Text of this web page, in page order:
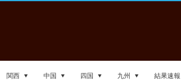
関西 中国 四国 九州 結果速報